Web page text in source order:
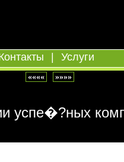
Услуги
«««« »»»»
успе�?ных